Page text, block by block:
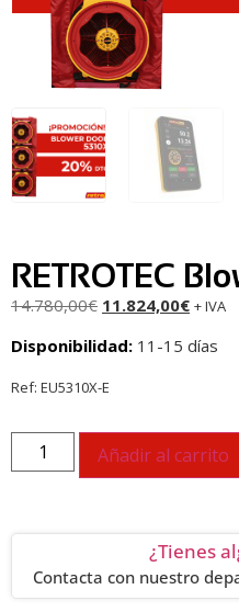
RETROTEC
14.780,00€ 11.824,00€ + IVA
Disponibilidad: 11-15 días
Ref: EU5310X-E
Añadir al carrito
¿Tienes
Contacta con nuestro